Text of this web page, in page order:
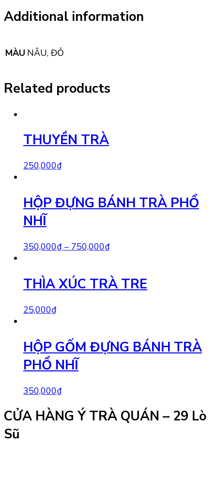
Additional information
MÀU NÂU, ĐỎ
Related products
THUYỀN TRÀ
250,000₫
HỘP ĐỰNG BÁNH TRÀ PHỔ
NHĨ
350,000₫ – 750,000₫
THÌA XÚC TRÀ TRE
25,000₫
HỘP GỐM ĐỰNG BÁNH TRÀ
PHỔ NHĨ
350,000₫
CỬA HÀNG Ý TRÀ QUÁN – 29 Lò
Sũ